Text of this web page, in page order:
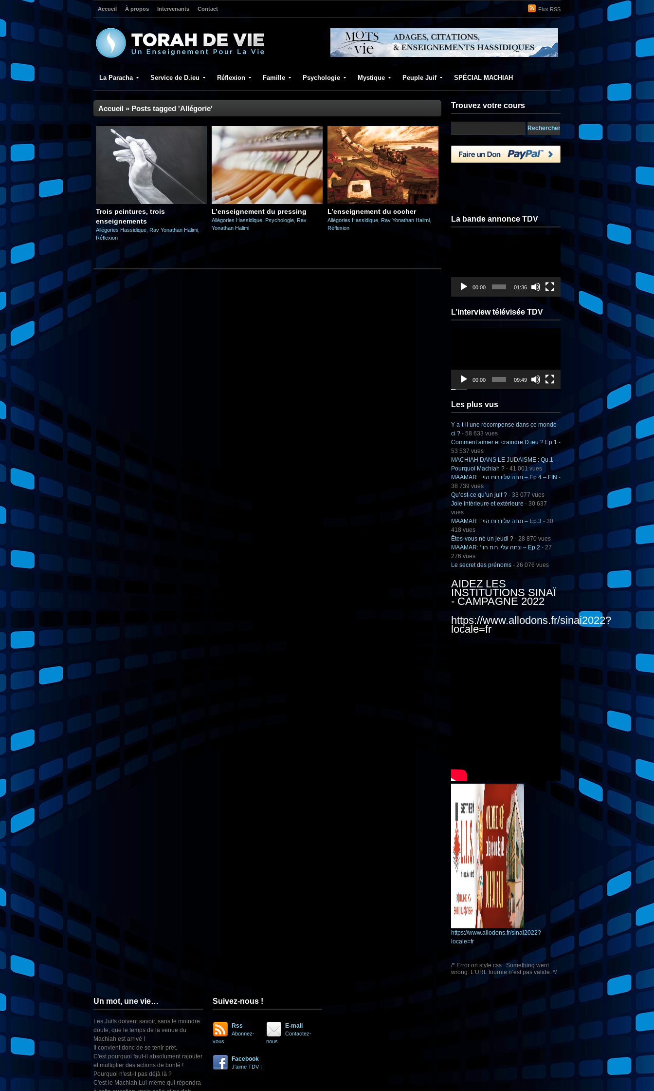
Flux RSS
Accueil À propos Intervenants Contact
La Paracha Service de D.ieu Réflexion Famille Psychologie Mystique Peuple Juif SPÉCIAL MACHIAH
Accueil » Posts tagged 'Allégorie'
Trois peintures, trois
enseignements
Allégories Hassidique Rav Yonathan Halimi
Réflexion
L’enseignement du pressing
Allégories Hassidique Psychologie Rav
Yonathan Halimi
L’enseignement du cocher
Allégories Hassidique Rav Yonathan Halimi
Réflexion
Trouvez votre cours
La bande annonce TDV
00:00 01:36
L’interview télévisée TDV
00:00 09:49
Les plus vus
Y a-t-il une récompense dans ce monde-
ci ? - 58 633 vues
Comment aimer et craindre D.ieu ? Ep.1 -
53 537 vues
MACHIAH DANS LE JUDAISME : Qu.1 –
Pourquoi Machiah ? - 41 001 vues
MAAMAR : ‘ונחה עליו רוח הוי – Ep.4 – FIN -
38 739 vues
Qu’est-ce qu’un juif ? - 33 077 vues
Joie intérieure et extérieure - 30 637
vues
MAAMAR : ‘ונחה עליו רוח הוי – Ep.3 - 30
418 vues
Êtes-vous né un jeudi ? - 28 870 vues
MAAMAR: ‘ונחה עליו רוח הוי – Ep.2 - 27
276 vues
Le secret des prénoms - 26 076 vues
AIDEZ LES
INSTITUTIONS SINAÏ
- CAMPAGNE 2022
https://www.allodons.fr/sinai2022?
locale=fr
https://www.allodons.fr/sinai2022?
locale=fr
/* Error on style.css : Something went
wrong: L’URL fournie n’est pas valide. */
Un mot, une vie…
Les Juifs doivent savoir, sans le moindre
doute, que le temps de la venue du
Machiah est arrivé !
Il convient donc de se tenir prêt.
C'est pourquoi faut-il absolument rajouter
et multiplier des actions de bonté !
Pourquoi n'est-il pas déjà là ?
C'est le Machiah Lui-même qui répondra
Suivez-nous !
Rss
Abonnez-
vous
E-mail
Contactez-
nous
Facebook
J'aime TDV !